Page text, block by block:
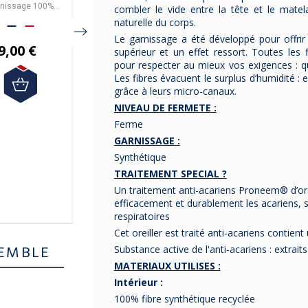
- 2
tailles
100%
100%
€
5 tailles
ILEest fabriqué
par PYRENE
et est réalisé avec
ungarnissage
synthétique
Cet oreiller est
composé à100% de
fibres siliconées LOFT
100% polyester.
OREILLER PLAT
5 tailles vous sont
proposées.
Livraison gratuite en
France Métropolitaine.
46,00 €
39,10 €
tailles
fabriqué
ungarnissage
synthétique
fibres siliconées LOFT
100% polyester.
5 tailles vous sont
proposées.
2 fermetés au choix :
souple ou ferme.
Livraison gratuite en
France Métropolitaine.
combler le vide entre la tête et le
naturelle du corps.
Le garnissage a été développé pour
supérieur et un effet ressort. Toutes les
pour respecter au mieux vos exigences :
Les fibres évacuent le surplus d’humidité :
grâce à leurs micro-canaux.
NIVEAU DE FERMETE :
Ferme
GARNISSAGE :
Synthétique
TRAITEMENT SPECIAL ?
Un traitement anti-acariens Proneem®
efficacement et durablement les acariens,
respiratoires
Cet oreiller est traité anti-acariens contient
Substance active de l'anti-acariens :
MATERIAUX UTILISES :
Intérieur :
100% fibre synthétique recyclée